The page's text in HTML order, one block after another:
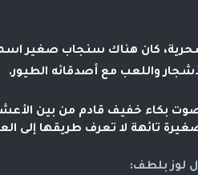
كان هناك سنجاب صغير
واللعب مع أصدقائه الطيور.
بكاء خفيف قادم من بين
تائهة لا تعرف طريقها إلى
لوز بلطف: